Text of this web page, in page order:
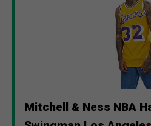
Mitchell & Ness NBA